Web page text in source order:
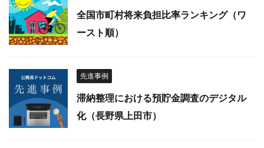
全国市町村将来負担比率ランキング（ワ
ースト順）
先進事例
滞納整理における預貯金調査のデジタル
化（長野県上田市）